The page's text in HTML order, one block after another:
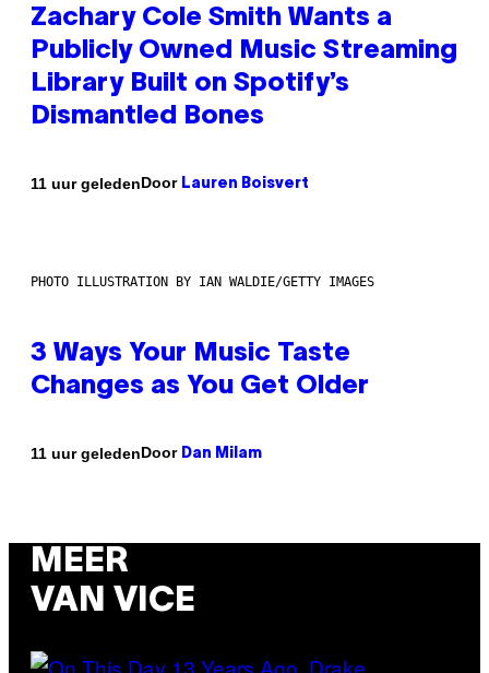
Zachary Cole Smith Wants a
Publicly Owned Music Streaming
Library Built on Spotify’s
Dismantled Bones
11 uur geledenDoor Lauren Boisvert
PHOTO ILLUSTRATION BY IAN WALDIE/GETTY IMAGES
3 Ways Your Music Taste
Changes as You Get Older
11 uur geledenDoor Dan Milam
MEER
VAN VICE